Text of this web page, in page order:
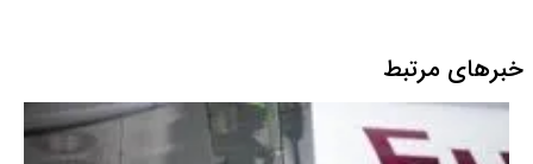
خبرهای مرتبط